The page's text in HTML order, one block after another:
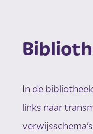
In de
links naar